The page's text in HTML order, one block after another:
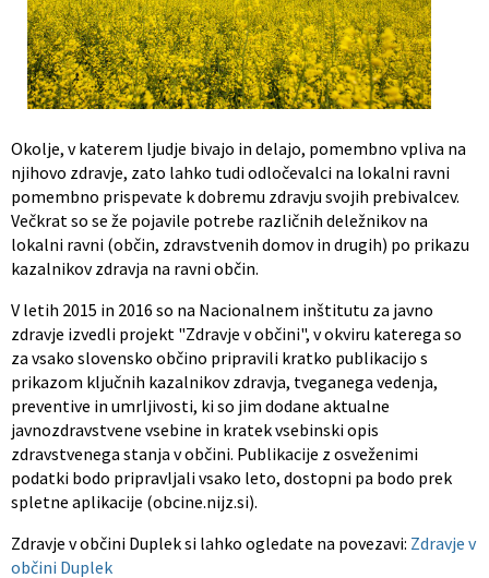
Okolje, v katerem ljudje bivajo in delajo, pomembno vpliva na
njihovo zdravje, zato lahko tudi odločevalci na lokalni ravni
pomembno prispevate k dobremu zdravju svojih prebivalcev.
Večkrat so se že pojavile potrebe različnih deležnikov na
lokalni ravni (občin, zdravstvenih domov in drugih) po prikazu
kazalnikov zdravja na ravni občin.
V letih 2015 in 2016 so na Nacionalnem inštitutu za javno
zdravje izvedli projekt "Zdravje v občini", v okviru katerega so
za vsako slovensko občino pripravili kratko publikacijo s
prikazom ključnih kazalnikov zdravja, tveganega vedenja,
preventive in umrljivosti, ki so jim dodane aktualne
javnozdravstvene vsebine in kratek vsebinski opis
zdravstvenega stanja v občini. Publikacije z osveženimi
podatki bodo pripravljali vsako leto, dostopni pa bodo prek
spletne aplikacije (obcine.nijz.si).
Zdravje v občini Duplek si lahko ogledate na povezavi: Zdravje v
občini Duplek
Občinski nagrajenci
Vaške skupnosti
Uradne ure
Vizitka
Proračun občine
Lokalne volitve
Prostorski akti občine
Kohezijski projekti